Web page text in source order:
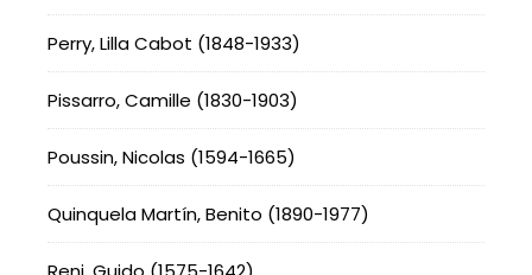
Perry, Lilla Cabot (1848-1933)
Pissarro, Camille (1830-1903)
Poussin, Nicolas (1594-1665)
Quinquela Martín, Benito (1890-1977)